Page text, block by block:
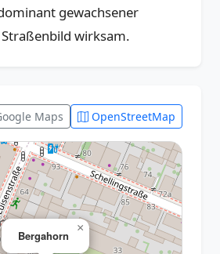
gewachsener
wirksam.
Maps OpenStreetMap
Bergahorn
×